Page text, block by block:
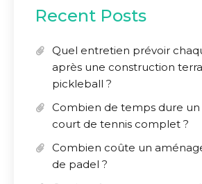
Recent Posts
Quel entretien prévoir
après une construction
pickleball ?
Combien de temps dure
court de tennis complet ?
Combien coûte un
de padel ?